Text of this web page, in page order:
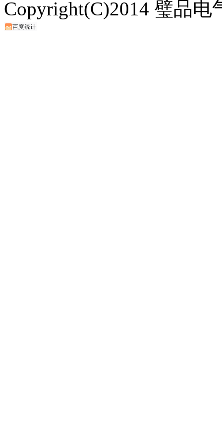
Copyright(C)2014 璧品